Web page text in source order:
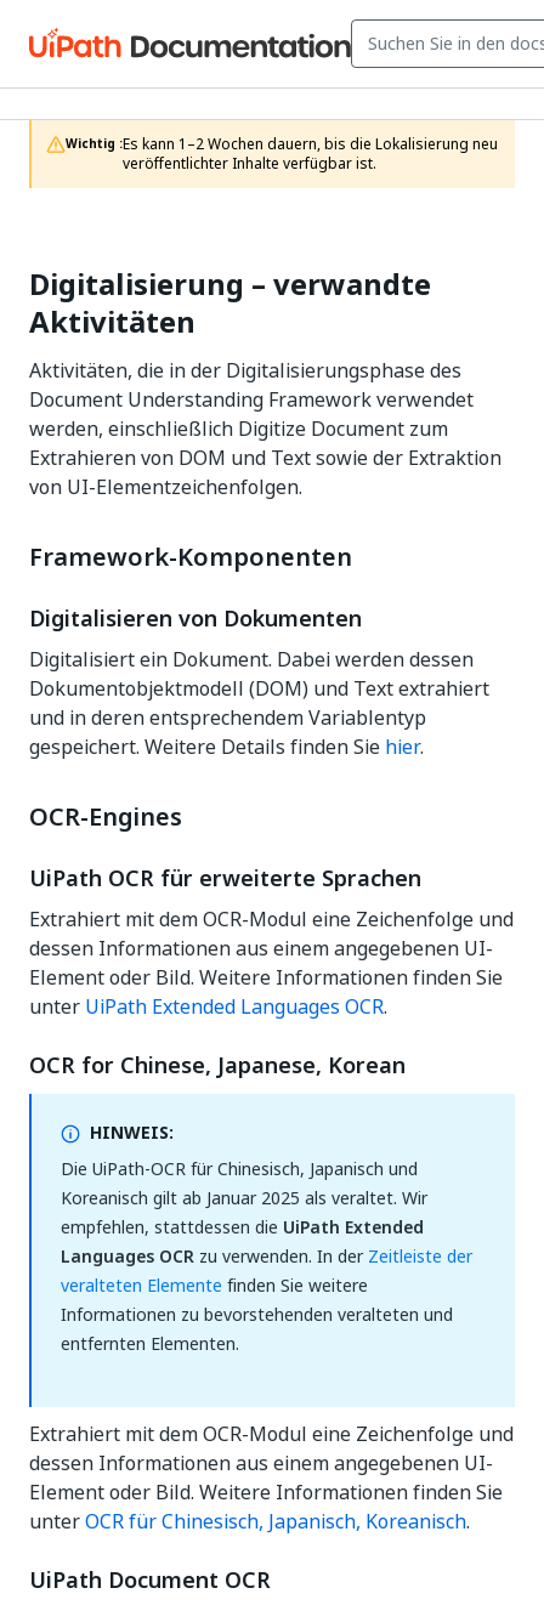
Wichtig :Es kann 1–2 Wochen dauern, bis die Lokalisierung neu
veröffentlichter Inhalte verfügbar ist.
Digitalisierung – verwandte
Aktivitäten
Aktivitäten, die in der Digitalisierungsphase des
Document Understanding Framework verwendet
werden, einschließlich Digitize Document zum
Extrahieren von DOM und Text sowie der Extraktion
von UI-Elementzeichenfolgen.
Framework-Komponenten
Digitalisieren von Dokumenten
Digitalisiert ein Dokument. Dabei werden dessen
Dokumentobjektmodell (DOM) und Text extrahiert
und in deren entsprechendem Variablentyp
gespeichert. Weitere Details finden Sie hier.
OCR-Engines
UiPath OCR für erweiterte Sprachen
Extrahiert mit dem OCR-Modul eine Zeichenfolge und
dessen Informationen aus einem angegebenen UI-
Element oder Bild. Weitere Informationen finden Sie
unter UiPath Extended Languages OCR.
OCR for Chinese, Japanese, Korean
HINWEIS:
Die UiPath-OCR für Chinesisch, Japanisch und
Koreanisch gilt ab Januar 2025 als veraltet. Wir
empfehlen, stattdessen die UiPath Extended
Languages OCR zu verwenden. In derZeitleiste der
veralteten Elemente finden Sie weitere
Informationen zu bevorstehenden veralteten und
entfernten Elementen.
Extrahiert mit dem OCR-Modul eine Zeichenfolge und
dessen Informationen aus einem angegebenen UI-
Element oder Bild. Weitere Informationen finden Sie
unterOCR für Chinesisch, Japanisch, Koreanisch.
UiPath Document OCR